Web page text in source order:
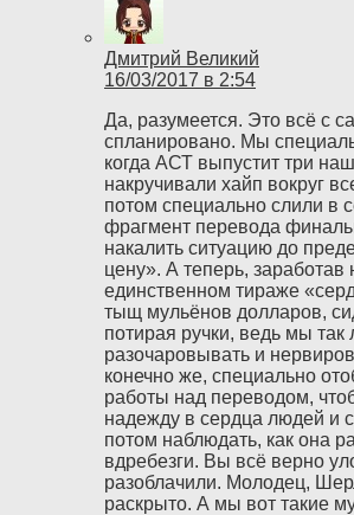
Дмитрий Великий
16/03/2017 в 2:54
Да, разумеется. Это всё с
спланировано. Мы
когда АСТ выпустит три
накручивали хайп вокруг
потом специально слили в
фрагмент перевода
накалить ситуацию до
цену». А теперь, заработав
единственном тираже
тыщ мульёнов долларов,
потирая ручки, ведь мы
разочаровывать и
конечно же, специально
работы над переводом,
надежду в сердца людей и
потом наблюдать, как она
вдребезги. Вы всё верно
разоблачили. Молодец,
раскрыто. А мы вот такие